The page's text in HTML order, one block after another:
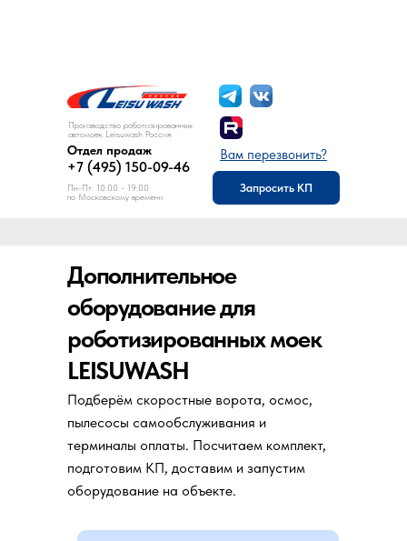
Производство роботизированных
автомоек Leisuwash Россия
+7 (495) 150-09-46
Отдел продаж
Пн-Пт: 10:00 - 19:00
по Московскому времени
Вам перезвонить?
Запросить КП
Дополнительное
оборудование для
роботизированных моек
LEISUWASH
Подберём скоростные ворота, осмос,
пылесосы самообслуживания и
терминалы оплаты. Посчитаем комплект,
подготовим КП, доставим и запустим
оборудование на объекте.